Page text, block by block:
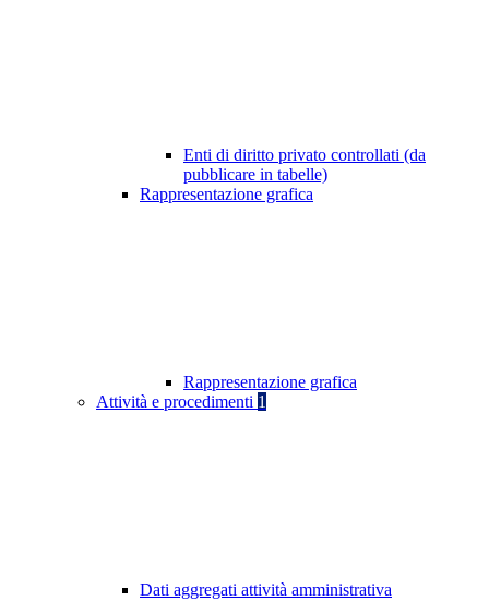
Enti di diritto privato controllati (da
pubblicare in tabelle)
Rappresentazione grafica
Rappresentazione grafica
Attività e procedimenti 1
Dati aggregati attività amministrativa